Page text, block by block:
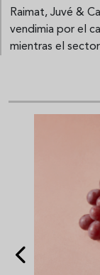
Raimat, Juvé &
vendimia por el
mientras el